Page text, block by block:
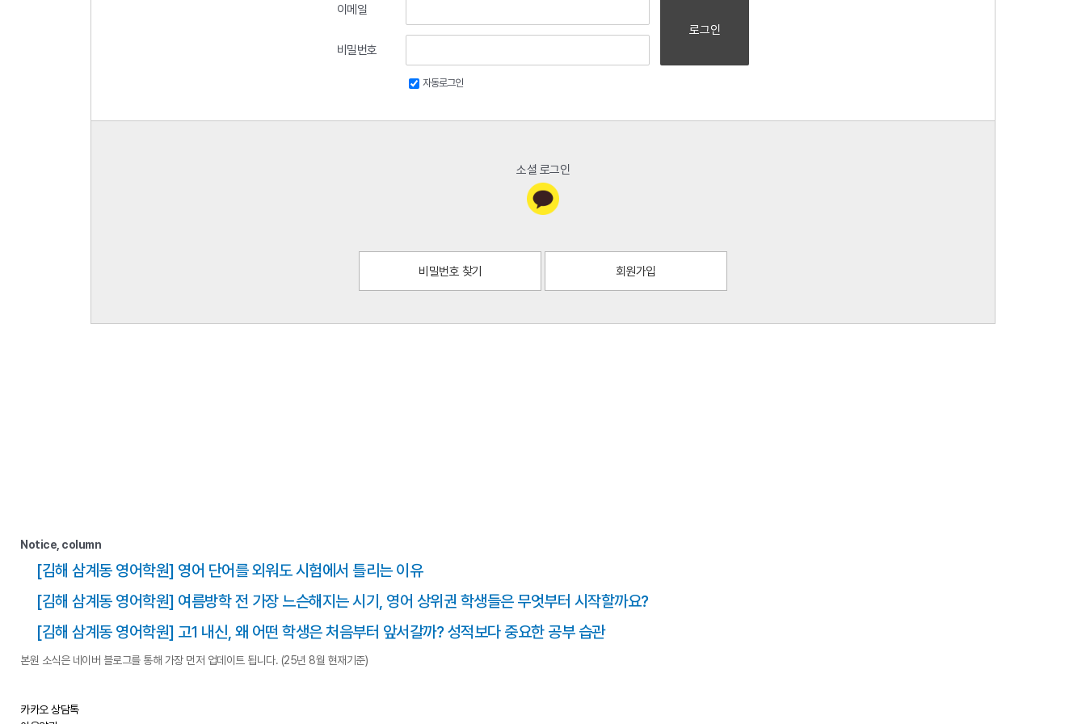
이메일
비밀번호
자동로그인
로그인
소셜 로그인
비밀번호 찾기 회원가입
Notice, column
[김해 삼계동 영어학원] 영어 단어를 외워도 시험에서 틀리는 이유
[김해 삼계동 영어학원] 여름방학 전 가장 느슨해지는 시기, 영어 상위권 학생들은 무엇부터 시작할까요?
[김해 삼계동 영어학원] 고1 내신, 왜 어떤 학생은 처음부터 앞서갈까? 성적보다 중요한 공부 습관
본원 소식은 네이버 블로그를 통해 가장 먼저 업데이트 됩니다. (25년 8월 현재기준)
카카오 상담톡